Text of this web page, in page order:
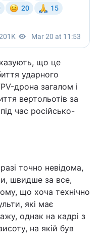
що це
ударного
дрона загалом і
вертольотів за
час російсько-
точно невідома,
швидше за все,
що хоча технічно
які має
однак на кадрі з
на якій був